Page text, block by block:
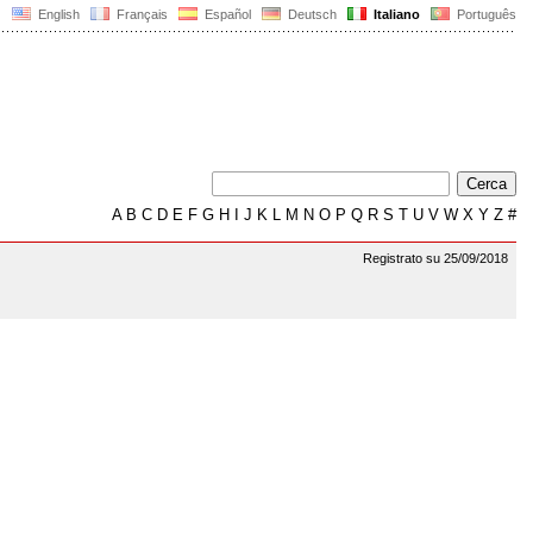
English Français Español Deutsch Italiano Português
AB C D E F G H J K L M N O P Q R S T U V W X Y Z #
Registrato su 25/09/2018